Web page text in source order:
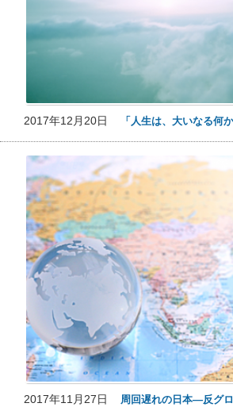
2017年12月20日 「人生は、大いなる何
2017年11月27日 周回遅れの日本―反グ